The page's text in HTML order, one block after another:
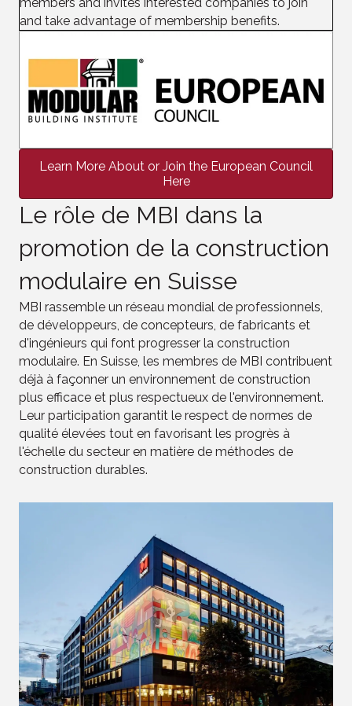
and take advantage of membership benefits.
Learn More About or Join the European Council
Here
Le rôle de MBI dans la
promotion de la construction
modulaire en Suisse
MBI rassemble un réseau mondial de professionnels,
de développeurs, de concepteurs, de fabricants et
d'ingénieurs qui font progresser la construction
modulaire. En Suisse, les membres de MBI contribuent
déjà à façonner un environnement de construction
plus efficace et plus respectueux de l'environnement.
Leur participation garantit le respect de normes de
qualité élevées tout en favorisant les progrès à
l'échelle du secteur en matière de méthodes de
construction durables.